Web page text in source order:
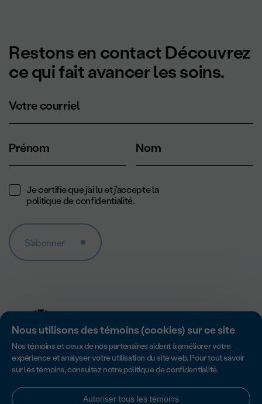
Nous utilisons des témoins (cookies) sur ce site
Nos témoins et ceux de nos partenaires aident à améliorer votre
expérience et analyser votre utilisation du site web. Pour tout savoir
sur les témoins, consultez notrepolitique de confidentialité.
Autoriser tous les témoins
Restons en contact Découvrez
ce qui fait avancer les soins.
Votre courriel
Prénom Nom
Je certifie que j'ai lu et j'accepte la
politique de confidentialité.
S'abonner
Accredité par Imagine Canada pour son excellence en matière de
sans but lucratif.